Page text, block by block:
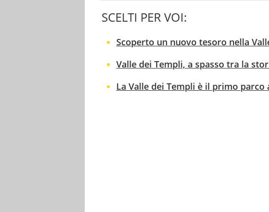
SCELTI PER VOI:
Scoperto un nuovo tesoro nella
Valle dei Templi, a spasso tra la
La Valle dei Templi è il primo